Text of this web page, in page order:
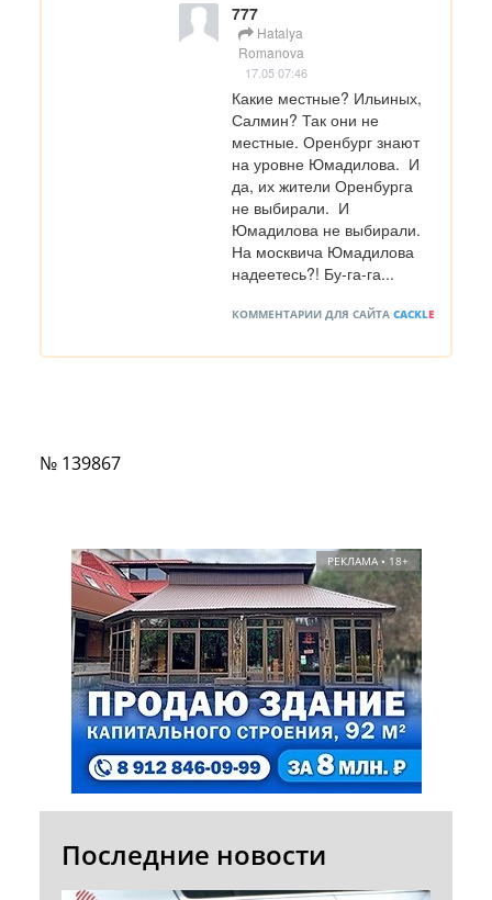
777
Hatalya
Romanova
17.05 07:46
Какие местные? Ильиных,
Салмин? Так они не
местные. Оренбург знают
на уровне Юмадилова.  И
да, их жители Оренбурга
не выбирали.  И
Юмадилова не выбирали.
На москвича Юмадилова
надеетесь?! Бу-га-га...
КОММЕНТАРИИ ДЛЯ САЙТА CACKLE
№ 139867
РЕКЛАМА • 18+
Последние новости